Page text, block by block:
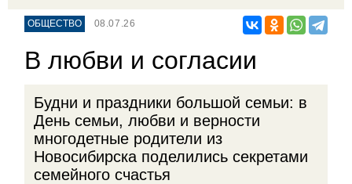
ОБЩЕСТВО 08.07.26
В любви и согласии
Будни и праздники большой семьи: в
День семьи, любви и верности
многодетные родители из
Новосибирска поделились секретами
семейного счастья